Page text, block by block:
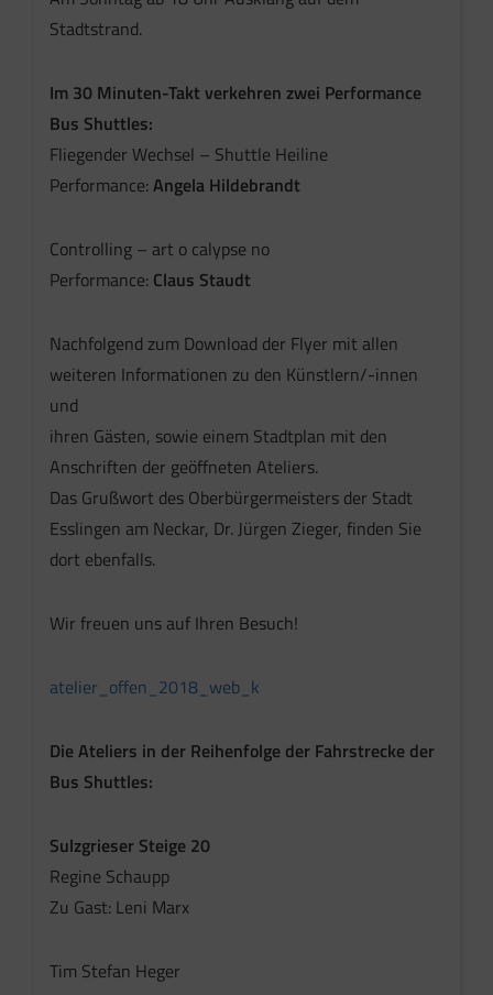
Stadtstrand.
Im 30 Minuten-Takt verkehren zwei Performance
Bus Shuttles:
Fliegender Wechsel – Shuttle Heiline
Performance:Angela Hildebrandt
Controlling – art o calypse no
Performance: Claus Staudt
Nachfolgend zum Download der Flyer mit allen
weiteren Informationen zu den Künstlern/-innen
und
ihren Gästen, sowie einem Stadtplan mit den
Anschriften der geöffneten Ateliers.
Das Grußwort des Oberbürgermeisters der Stadt
Esslingen am Neckar, Dr. Jürgen Zieger, finden Sie
dort ebenfalls.
Wir freuen uns auf Ihren Besuch!
atelier_offen_2018_web_k
Die Ateliers in der Reihenfolge der Fahrstrecke der
Bus Shuttles:
Sulzgrieser Steige 20
Regine Schaupp
Zu Gast: Leni Marx
Tim Stefan Heger